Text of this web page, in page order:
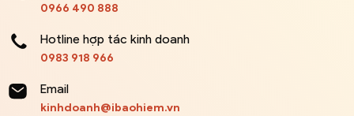
0966 490 888
Hotline hợp tác kinh doanh
0983 918 966
Email
kinhdoanh@ibaohiem.vn